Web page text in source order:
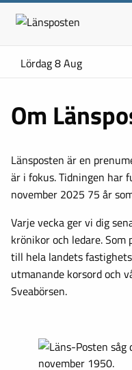
Lördag 8 Aug
Om
Länsposten är en
är i fokus. Tidningen har
november 2025 75 år
Varje vecka ger vi dig
krönikor och ledare.
till hela landets
utmanande korsord och
Sveabörsen.